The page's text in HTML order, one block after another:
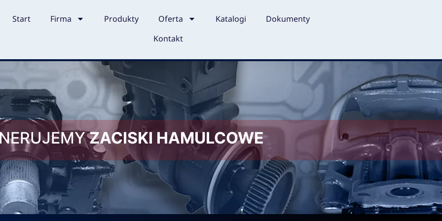
Start Firma Produkty Oferta Katalogi
Dokumenty
Kontakt
ZACISKI HAMULCOWE